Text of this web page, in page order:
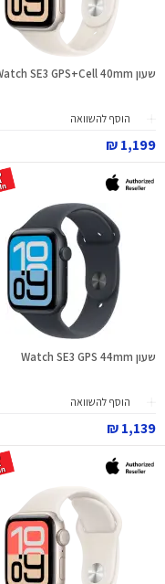
שעון Watch SE3 GPS+Cell 40mm
הוסף להשוואה
1,199 ₪
שעון Watch SE3 GPS 44mm
הוסף להשוואה
1,139 ₪